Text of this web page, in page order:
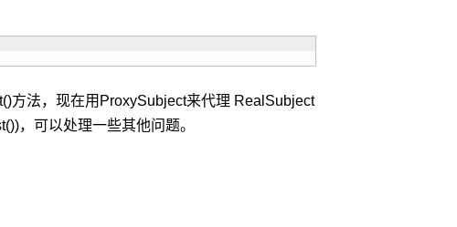
方法，现在用ProxySubject来代理 RealSubject
，可以处理一些其他问题。